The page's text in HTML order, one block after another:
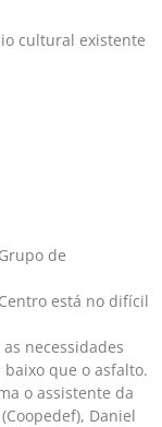
cultural existente
de
está no difícil
necessidades
que o asfalto.
o assistente da
Daniel